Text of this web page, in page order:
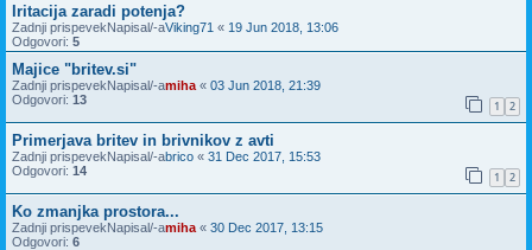
Iritacija zaradi potenja?
Zadnji prispevekNapisal/-aViking71 « 19 Jun 2018, 13:06
Odgovori: 5
Majice "britev.si"
Zadnji prispevekNapisal/-amiha « 03 Jun 2018, 21:39
Odgovori: 13 1 2
Primerjava britev in brivnikov z avti
Zadnji prispevekNapisal/-abrico « 31 Dec 2017, 15:53
Odgovori: 14 1 2
Ko zmanjka prostora...
Zadnji prispevekNapisal/-amiha « 30 Dec 2017, 13:15
Odgovori: 6